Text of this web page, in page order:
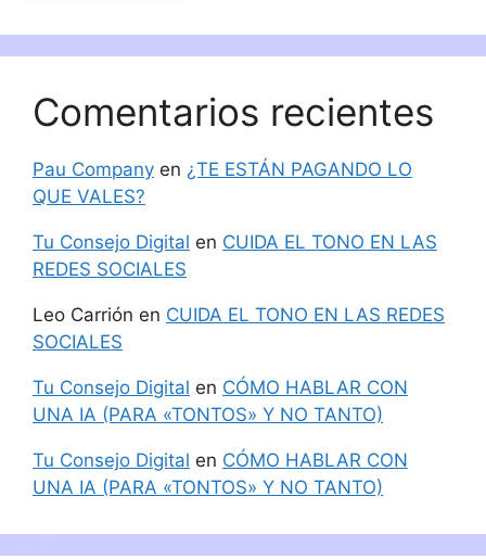
Comentarios recientes
Pau Company en ¿TE ESTÁN PAGANDO LO
QUE VALES?
Tu Consejo Digital en CUIDA EL TONO EN LAS
REDES SOCIALES
Leo Carrión en CUIDA EL TONO EN LAS REDES
SOCIALES
Tu Consejo Digital en CÓMO HABLAR CON
UNA IA (PARA «TONTOS» Y NO TANTO)
Tu Consejo Digital en CÓMO HABLAR CON
UNA IA (PARA «TONTOS» Y NO TANTO)